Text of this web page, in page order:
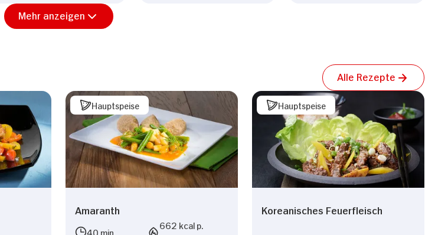
Mehr anzeigen
Alle Rezepte
Hauptspeise
Amaranth
40 min
662 kcal p.
Hauptspeise
Koreanisches Feuerfleisch